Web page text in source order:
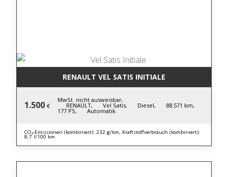
RENAULT VEL SATIS INITIALE
1.500 €
MwSt. nicht ausweisbar,
RENAULT, Vel Satis, Diesel, 88.571 km,
177 PS, Automatik
CO₂-Emissionen (kombiniert): 232 g/km, Kraftstoffverbrauch (kombiniert):
8,7 l/100 km